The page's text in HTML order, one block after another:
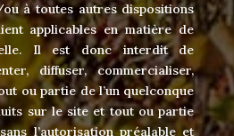
à toutes autres dispositions
applicables en matière de
Il est donc interdit de
diffuser, commercialiser,
ou partie de l’un quelconque
sur le site et tout ou partie
l’autorisation préalable et